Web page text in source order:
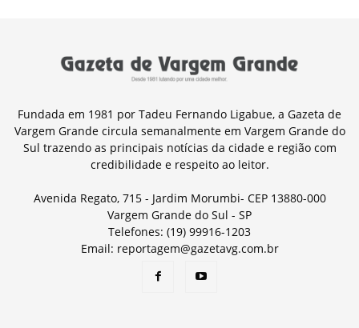
Fundada em 1981 por Tadeu Fernando Ligabue, a Gazeta de
Vargem Grande circula semanalmente em Vargem Grande do
Sul trazendo as principais notícias da cidade e região com
credibilidade e respeito ao leitor.
Avenida Regato, 715 - Jardim Morumbi- CEP 13880-000
Vargem Grande do Sul - SP
Telefones: (19) 99916-1203
Email: reportagem@gazetavg.com.br